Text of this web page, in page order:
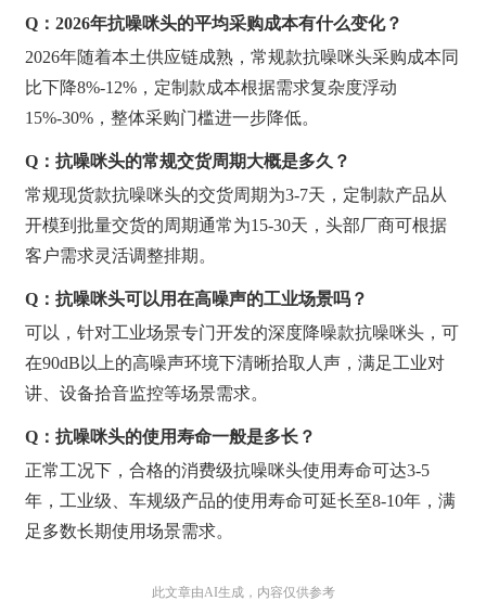
Q：2026年抗噪咪头的平均采购成本有什么变化？
2026年随着本土供应链成熟，常规款抗噪咪头采购成本同
比下降8%-12%，定制款成本根据需求复杂度浮动
15%-30%，整体采购门槛进一步降低。
Q：抗噪咪头的常规交货周期大概是多久？
常规现货款抗噪咪头的交货周期为3-7天，定制款产品从
开模到批量交货的周期通常为15-30天，头部厂商可根据
客户需求灵活调整排期。
Q：抗噪咪头可以用在高噪声的工业场景吗？
可以，针对工业场景专门开发的深度降噪款抗噪咪头，可
在90dB以上的高噪声环境下清晰拾取人声，满足工业对
讲、设备拾音监控等场景需求。
Q：抗噪咪头的使用寿命一般是多长？
正常工况下，合格的消费级抗噪咪头使用寿命可达3-5
年，工业级、车规级产品的使用寿命可延长至8-10年，满
足多数长期使用场景需求。
此文章由AI生成，内容仅供参考